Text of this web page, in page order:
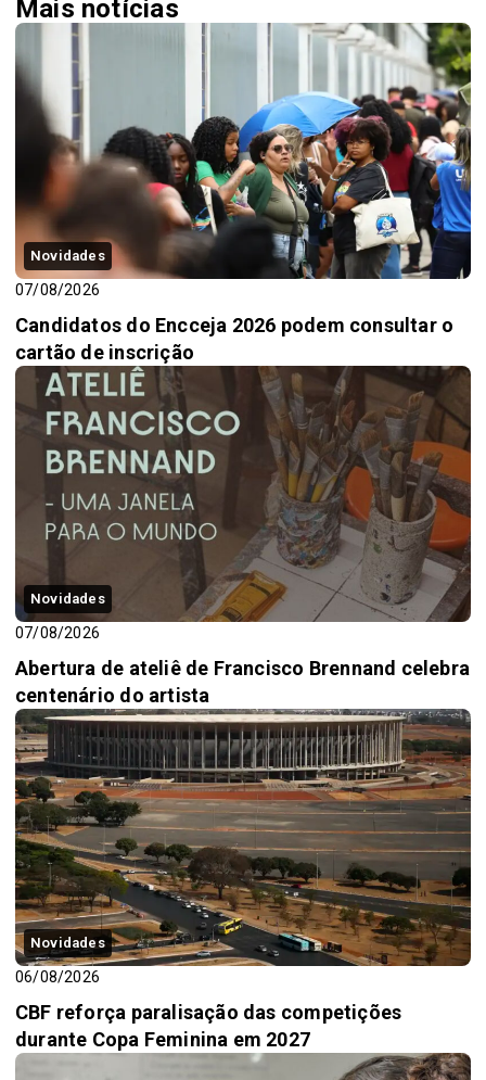
Mais notícias
Novidades
07/08/2026
Candidatos do Encceja 2026 podem consultar o
cartão de inscrição
Novidades
07/08/2026
Abertura de ateliê de Francisco Brennand celebra
centenário do artista
Novidades
06/08/2026
CBF reforça paralisação das competições
durante Copa Feminina em 2027